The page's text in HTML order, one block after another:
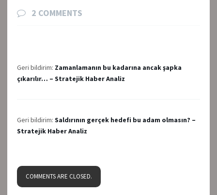
2 COMMENTS
Geri bildirim: Zamanlamanın bu kadarına ancak şapka
çıkarılır… – Stratejik Haber Analiz
Geri bildirim: Saldırının gerçek hedefi bu adam olmasın? –
Stratejik Haber Analiz
COMMENTS ARE CLOSED.